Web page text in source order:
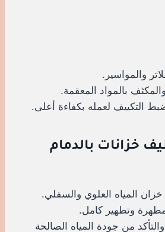
والمواسير.
بالمواد المعقمة.
التكييف لعمله بكفاءة أعلى.
خزانات بالدمام
المياه العلوي والسفلي.
وتطهير كامل.
من جودة المياه الصالحة